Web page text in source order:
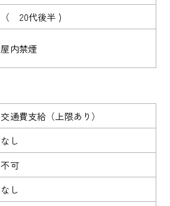
（ 20代後半 )
屋内禁煙
交通費支給（上限あり）
なし
不可
なし